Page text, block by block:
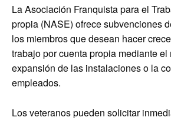
La Asociación Franquista para el
propia (NASE) ofrece subvenciones
los miembros que desean hacer
trabajo por cuenta propia mediante el
expansión de las instalaciones o la
empleados.
Los veteranos pueden solicitar